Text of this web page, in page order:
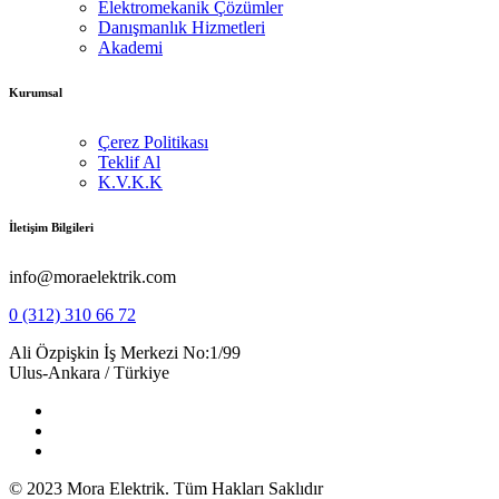
Elektromekanik Çözümler
Danışmanlık Hizmetleri
Akademi
Kurumsal
Çerez Politikası
Teklif Al
K.V.K.K
İletişim Bilgileri
info@moraelektrik.com
0 (312) 310 66 72
Ali Özpişkin İş Merkezi No:1/99
Ulus-Ankara / Türkiye
© 2023 Mora Elektrik. Tüm Hakları Saklıdır